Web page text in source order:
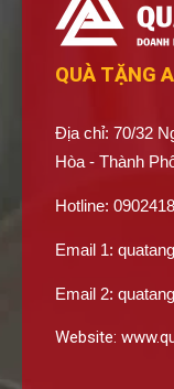
QUÀ TẶNG
Địa chỉ: 70/32
Hòa - Thành
Hotline:
Email 1:
Email 2:
Website: